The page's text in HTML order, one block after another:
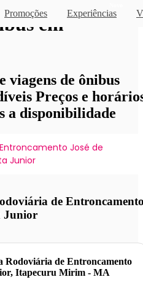
Promoções Experiências
em
viagens de ônibus
Preços e
a disponibilidade
José de
Junior
de
Junior
Rodoviária de Entroncamento
Itapecuru Mirim - MA